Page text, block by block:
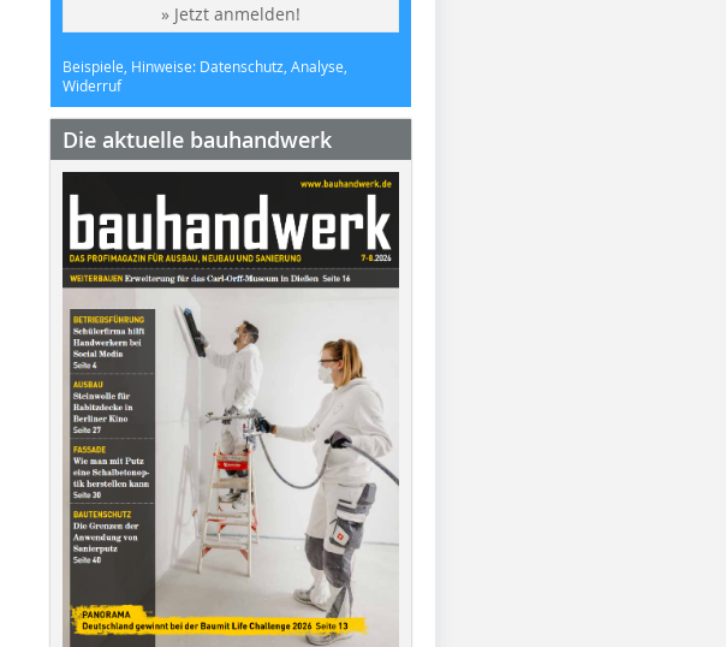
» Jetzt anmelden!
Beispiele, Hinweise: Datenschutz, Analyse,
Widerruf
Die aktuelle bauhandwerk